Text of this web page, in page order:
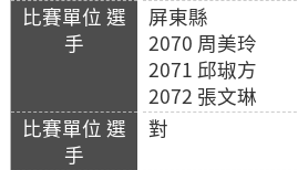
屏東縣
2070 周美玲
2071 邱琡方
2072 張文琳
對